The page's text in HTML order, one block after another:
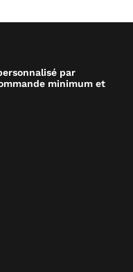
par
minimum et